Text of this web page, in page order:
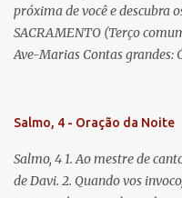
próxima de você e descubra
SACRAMENTO (Terço
Ave-Marias Contas grandes:
Vós morra eu! Nas contas
que nos salva, dá-nos Vossa
misericórdia. (no fim) Rezar 3
Salmo, 4 - Oração da Noite
Salmo, 4 1. Ao mestre de
de Davi. 2. Quando vos